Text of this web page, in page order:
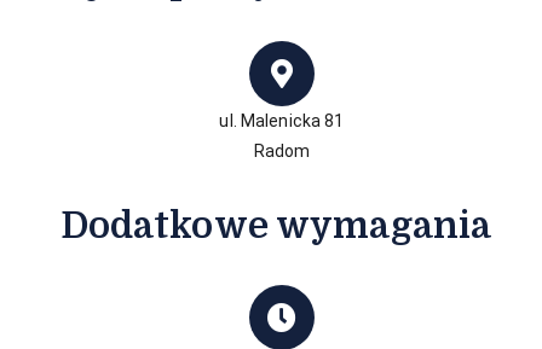
ul. Malenicka 81
Radom
Dodatkowe wymagania